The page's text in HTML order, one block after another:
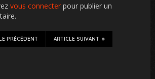
vous connecter pour publier un
ARTICLE SUIVANT
PRÉCÉDENT